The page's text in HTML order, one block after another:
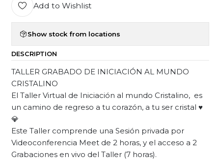
Add to Wishlist
Show stock from locations
DESCRIPTION
TALLER GRABADO DE INICIACIÓN AL MUNDO
CRISTALINO
El Taller Virtual de Iniciación al mundo Cristalino, es
un camino de regreso a tu corazón, a tu ser cristal ♥️
💎
Este Taller comprende una Sesión privada por
Videoconferencia Meet de 2 horas, y el acceso a 2
Grabaciones en vivo del Taller (7 horas).